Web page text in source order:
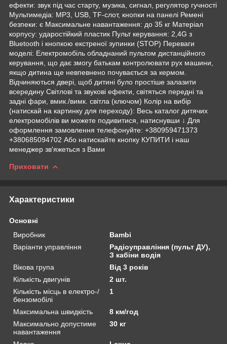
ефекти: звук під час старту, музика, сигнал, регулятор гучності
Мультимедіа: MP3, USB, TF-слот, кнопки на панелі Ремені
безпеки: є Максимальне навантаження: до 35 кг Матеріал
корпусу: ударостійкий пластик Пульт керування: 2,4G з
Bluetooth і кнопкою екстреної зупинки (STOP) Переваги
моделі: Електромобіль обладнаний пультом дистанційного
керування, що дає змогу батькам контролювати рух машини,
якщо дитина ще невпевнено почувається за кермом.
Відчиняються двері, щоб дитині було простіше залазити
всередину Світлові та звукові ефекти, світяться передні та
задні фари, вмик./вимк. світла (ключом) Колір на вибір
(натискай на картинку для переходу): Весь каталог дитячих
електромобілів ви можете подивитися, натиснувши ↓ Для
оформлення замовлення телефонуйте: +380959471373
+380685094702 Або натискайте кнопку КУПИТИ і наш
менеджер зв'яжеться з Вами
Приховати
Характеристики
Основні
Виробник
Bambi
Варіанти управління
Радіоуправління (пульт ДУ),
З кабіни водія
Вікова група
Від 3 років
Кількість двигунів
2 шт.
Кількість місць в електро-/
бензомобілі
1
Максимальна швидкість
8 км/год
Максимально допустиме
навантаження
30 кг